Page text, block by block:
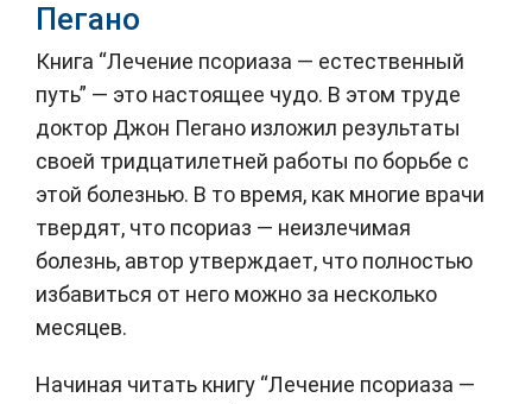
Пегано
Книга “Лечение псориаза — естественный
путь” — это настоящее чудо. В этом труде
доктор Джон Пегано изложил результаты
своей тридцатилетней работы по борьбе с
этой болезнью. В то время, как многие врачи
твердят, что псориаз — неизлечимая
болезнь, автор утверждает, что полностью
избавиться от него можно за несколько
месяцев.
Начиная читать книгу “Лечение псориаза —